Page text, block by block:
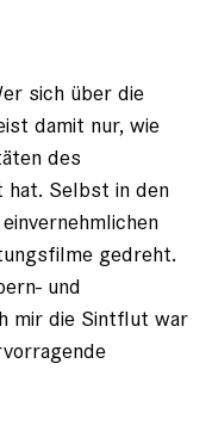
sich über die
damit nur, wie
des
hat. Selbst in den
gedreht.
und
mir die Sintflut war